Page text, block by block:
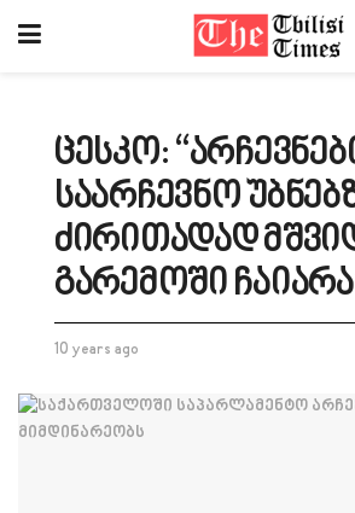
ცესკო:
საარჩევნო
ძირითადად
გარემოში
10 years ago